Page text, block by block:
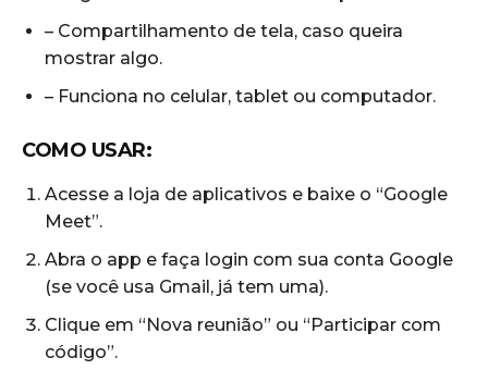
– Compartilhamento de tela, caso queira
mostrar algo.
– Funciona no celular, tablet ou computador.
COMO USAR:
Acesse a loja de aplicativos e baixe o “Google
Meet”.
Abra o app e faça login com sua conta Google
(se você usa Gmail, já tem uma).
Clique em “Nova reunião” ou “Participar com
código”.